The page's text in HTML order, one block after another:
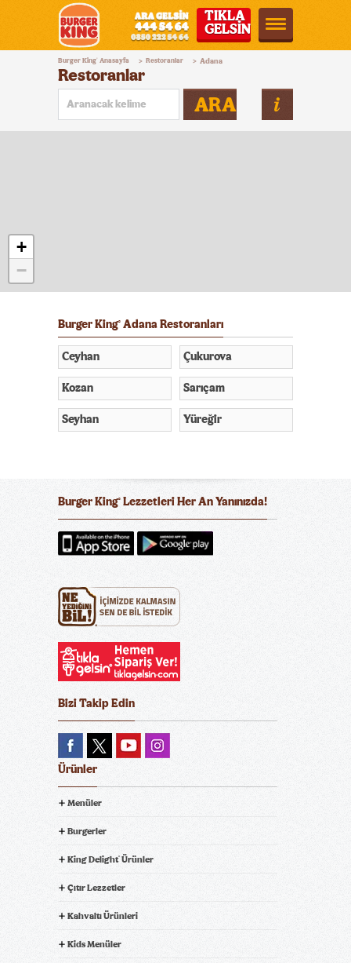
Burger
King®
Türkiye
TIKLA
GELSİN
Burger King® Anasayfa > Restoranlar > Adana
Restoranlar
ARA
+
−
Burger King® Adana Restoranları
Ceyhan Çukurova
Kozan Sarıçam
Seyhan Yüreğir
Burger King® Lezzetleri Her An Yanınızda!
Bizi Takip Edin
Ürünler
Menüler
Burgerler
King Delight® Ürünler
Çıtır Lezzetler
Kahvaltı Ürünleri
Kids Menüler